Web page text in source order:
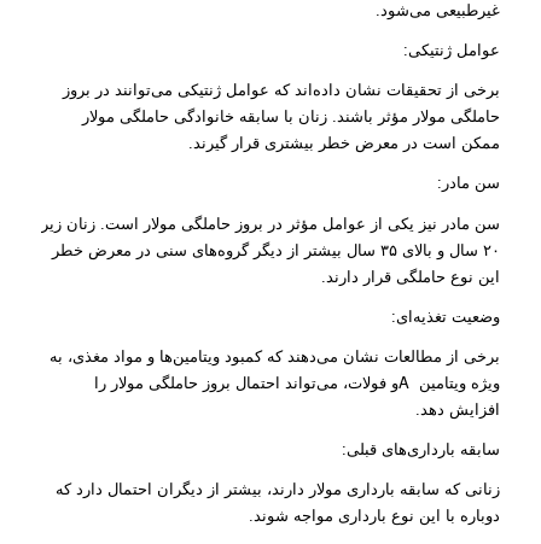
غیرطبیعی می‌شود.
عوامل ژنتیکی:
برخی از تحقیقات نشان داده‌اند که عوامل ژنتیکی می‌توانند در بروز
حاملگی مولار مؤثر باشند. زنان با سابقه خانوادگی حاملگی مولار
ممکن است در معرض خطر بیشتری قرار گیرند.
سن مادر:
سن مادر نیز یکی از عوامل مؤثر در بروز حاملگی مولار است. زنان زیر
۲۰ سال و بالای ۳۵ سال بیشتر از دیگر گروه‌های سنی در معرض خطر
این نوع حاملگی قرار دارند.
وضعیت تغذیه‌ای:
برخی از مطالعات نشان می‌دهند که کمبود ویتامین‌ها و مواد مغذی، به
ویژه ویتامین
Aو فولات، می‌تواند احتمال بروز حاملگی مولار را
افزایش دهد.
سابقه بارداری‌های قبلی:
زنانی که سابقه بارداری مولار دارند، بیشتر از دیگران احتمال دارد که
دوباره با این نوع بارداری مواجه شوند.